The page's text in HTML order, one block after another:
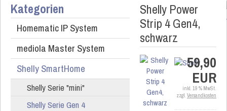
Kategorien
Homematic IP System
mediola Master System
Shelly SmartHome
Shelly Serie "mini"
Shelly Serie Gen 4
Shelly Power
Strip 4 Gen4,
schwarz
59,90
EUR
inkl. 19 % MwSt.
zzgl. Versandkosten